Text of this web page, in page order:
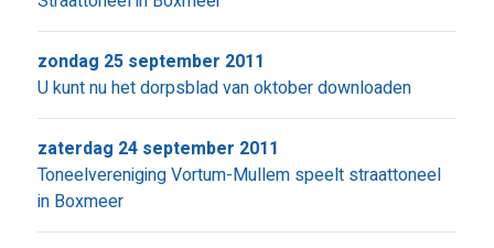
U kunt nu het dorpsblad van oktober downloaden
zondag 25 september 2011
Toneelvereniging Vortum-Mullem speelt straattoneel
in Boxmeer
zaterdag 24 september 2011